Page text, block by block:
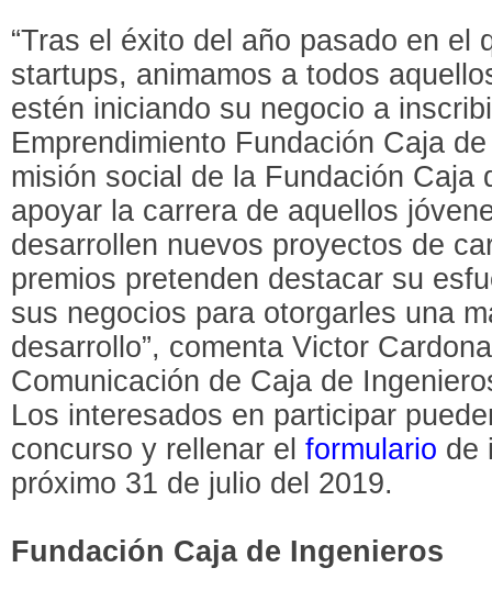
“Tras el éxito del año pasado en el
startups, animamos a todos
estén iniciando su negocio a
Emprendimiento Fundación Caja
misión social de la Fundación Caja
apoyar la carrera de aquellos
desarrollen nuevos proyectos de
premios pretenden destacar su
sus negocios para otorgarles una
desarrollo”, comenta Victor
Comunicación de Caja de
Los interesados en participar
concurso y rellenar elformulario de
próximo 31 de julio del 2019.
Fundación Caja de Ingenieros